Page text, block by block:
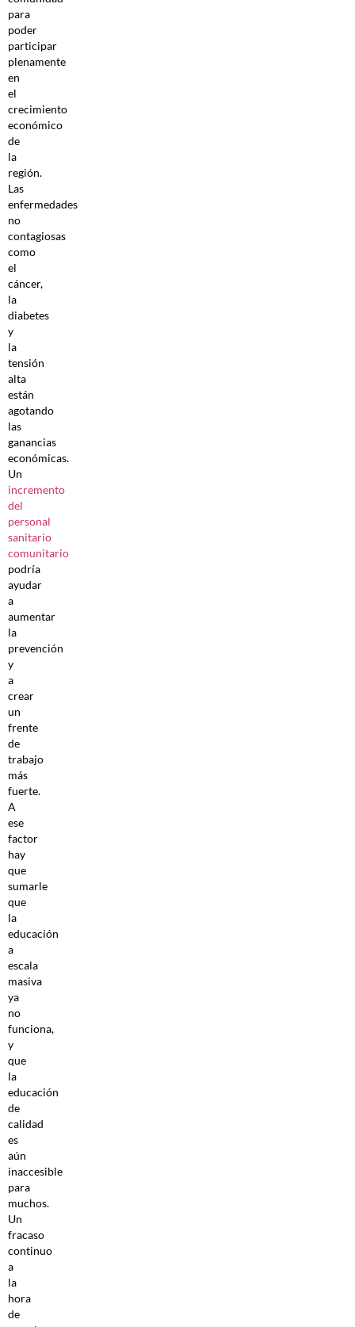
para
poder
participar
plenamente
en
el
crecimiento
económico
de
la
región.
Las
enfermedades
no
contagiosas
como
el
cáncer,
la
diabetes
y
la
tensión
alta
están
agotando
las
ganancias
económicas.
Un
incremento
del
personal
sanitario
comunitario
podría
ayudar
a
aumentar
la
prevención
y
a
crear
un
frente
de
trabajo
más
fuerte.
A
ese
factor
hay
que
sumarle
que
la
educación
a
escala
masiva
ya
no
funciona,
y
que
la
educación
de
calidad
es
aún
inaccesible
para
muchos.
Un
fracaso
continuo
a
la
hora
de